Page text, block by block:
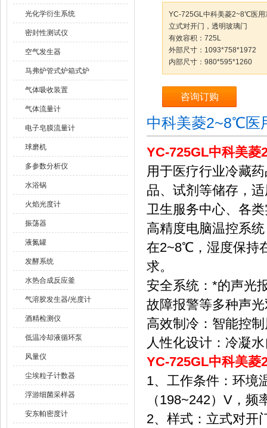
光化学衍生系统
密封性测试仪
空气发生器
马弗炉管式炉箱式炉
气体吸收装置
气体流量计
电子皂膜流量计
球磨机
多参数分析仪
水浴锅
火焰光度计
振荡器
液氮罐
发酵系统
水热合成反应釜
气溶胶发生器/光度计
酒精检测仪
低温冷却液循环泵
风量仪
尘埃粒子计数器
浮游细菌采样器
安东帕密度计
YC-725GL中科美菱2~8℃医用
立式对开门，透明玻璃门
有效容积：725L
外部尺寸：1093*758*1972
内部尺寸：980*595*1260
咨询订购
中科美菱2~8℃医
YC-725GL中科美菱
用于医疗行业冷藏
品、试剂等储存，
卫生服务中心、各
高精度电脑温控系
在2~8℃，湿度保持
求。
安全系统：*的声光
故障报警等多种声
高效制冷：智能控
人性化设计：冷凝
YC-725GL中科美菱
1、工作条件：环境
（198~242）V，频
2、样式：立式对开